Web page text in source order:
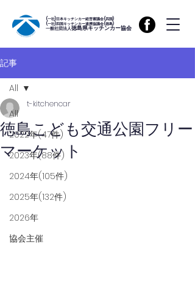
(一社)日本キッチンカー経営審議会(四国)
(一社)四国キッチンカー連携協議会(徳島)
一般社団法人徳島県キッチンカー協会
記事
All
2022年(47件)
2023年(88件)
2024年(105件)
2025年(132件)
2026年
協会主催
All
徳島こども交通公園フリー
マーケット
t-kitchencar